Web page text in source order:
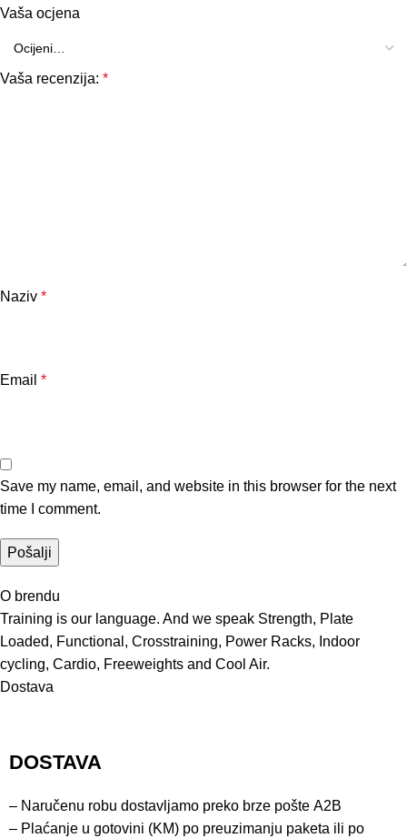
Vaša ocjena
Vaša recenzija: *
Naziv *
Email *
Save my name, email, and website in this browser for the next
time I comment.
O brendu
Training is our language. And we speak Strength, Plate
Loaded, Functional, Crosstraining, Power Racks, Indoor
cycling, Cardio, Freeweights and Cool Air.
Dostava
DOSTAVA
– Naručenu robu dostavljamo preko brze pošte A2B
– Plaćanje u gotovini (KM) po preuzimanju paketa ili po